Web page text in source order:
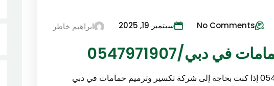
ابراهيم خاطر
سبتمبر 19, 2025 No Comments
دبي/0547971907
1. شركة تكسير حمامات في دبي 0547971907 إذا كنت بحاجة إلى شركة تكسير وترميم حمامات في دبي